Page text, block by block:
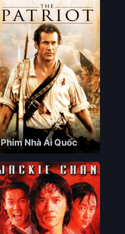
Phim Nhà Ái Quốc